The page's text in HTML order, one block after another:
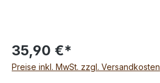
35,90 €*
Preise inkl. MwSt. zzgl. Versandkosten